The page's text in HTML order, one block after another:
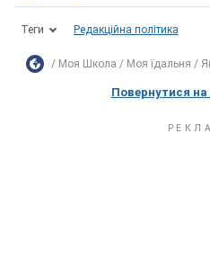
Теги Редакційна політика
Моя Школа Моя їдальня
Повернутися на